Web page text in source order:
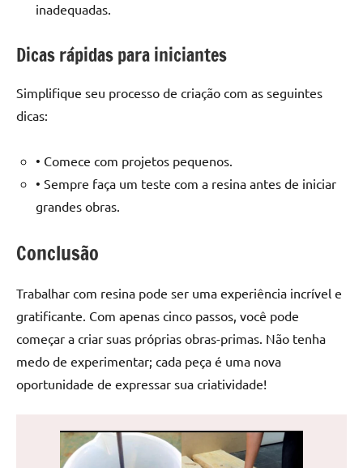
inadequadas.
Dicas rápidas para iniciantes
Simplifique seu processo de criação com as seguintes
dicas:
• Comece com projetos pequenos.
• Sempre faça um teste com a resina antes de iniciar
grandes obras.
Conclusão
Trabalhar com resina pode ser uma experiência incrível e
gratificante. Com apenas cinco passos, você pode
começar a criar suas próprias obras-primas. Não tenha
medo de experimentar; cada peça é uma nova
oportunidade de expressar sua criatividade!